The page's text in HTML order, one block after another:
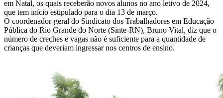
em Natal, os quais receberão novos alunos no ano letivo de 2024,
que tem início estipulado para o dia 13 de março.
O coordenador-geral do Sindicato dos Trabalhadores em Educação
Pública do Rio Grande do Norte (Sinte-RN), Bruno Vital, diz que o
número de creches e vagas não é suficiente para a quantidade de
crianças que deveriam ingressar nos centros de ensino.